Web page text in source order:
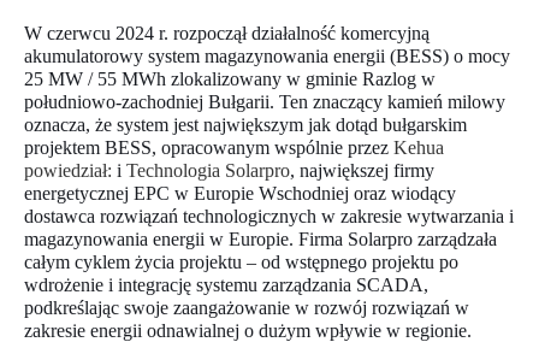
W czerwcu 2024 r. rozpoczął działalność komercyjną
akumulatorowy system magazynowania energii (BESS) o mocy
25 MW / 55 MWh zlokalizowany w gminie Razlog w
południowo-zachodniej Bułgarii. Ten znaczący kamień milowy
oznacza, że system jest największym jak dotąd bułgarskim
projektem BESS, opracowanym wspólnie przez Kehua
powiedział: i Technologia Solarpro, największej firmy
energetycznej EPC w Europie Wschodniej oraz wiodący
dostawca rozwiązań technologicznych w zakresie wytwarzania i
magazynowania energii w Europie. Firma Solarpro zarządzała
całym cyklem życia projektu – od wstępnego projektu po
wdrożenie i integrację systemu zarządzania SCADA,
podkreślając swoje zaangażowanie w rozwój rozwiązań w
zakresie energii odnawialnej o dużym wpływie w regionie.